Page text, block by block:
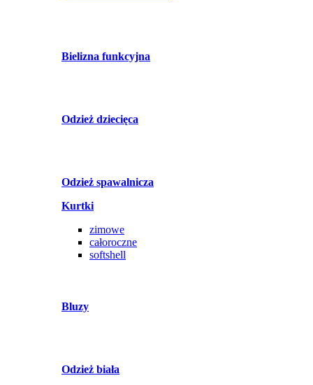
Bielizna funkcyjna
Odzież dziecięca
Odzież spawalnicza
Kurtki
zimowe
całoroczne
softshell
Bluzy
Odzież biała